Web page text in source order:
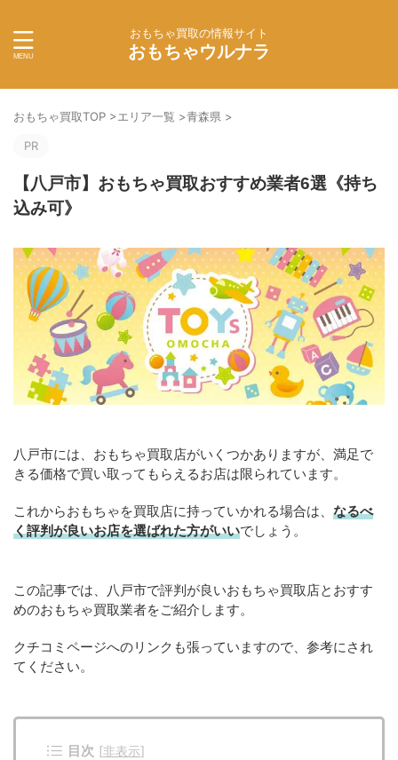
おもちゃ買取の情報サイト
おもちゃウルナラ
おもちゃ買取TOP >エリア一覧 >青森県 >
PR
【八戸市】おもちゃ買取おすすめ業者6選《持ち
込み可》
八戸市には、おもちゃ買取店がいくつかありますが、満足で
きる価格で買い取ってもらえるお店は限られています。
これからおもちゃを買取店に持っていかれる場合は、 なるべ
く評判が良いお店を選ばれた方がいいでしょう。
この記事では、八戸市で評判が良いおもちゃ買取店とおすす
めのおもちゃ買取業者をご紹介します。
クチコミページへのリンクも張っていますので、参考にされ
てください。
目次 [非表示]